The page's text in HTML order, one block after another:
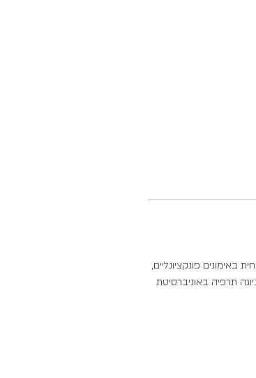
באימונים פונקציונליים,
ביוגה תרפיה באוניברסיטת